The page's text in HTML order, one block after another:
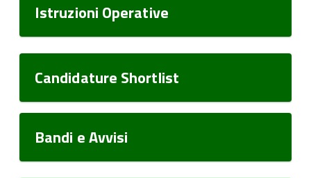
Istruzioni Operative
Candidature Shortlist
Bandi e Avvisi